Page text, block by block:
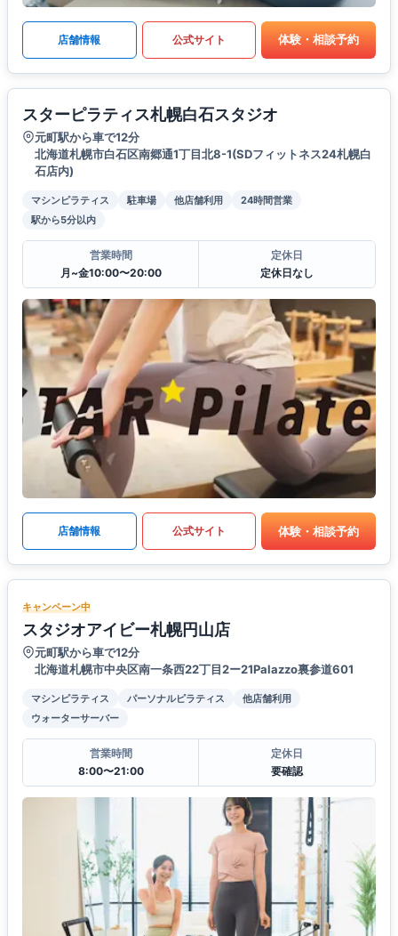
店舗情報 公式サイト 体験・相談予約
スターピラティス札幌白石スタジオ
元町駅から車で12分
北海道札幌市白石区南郷通1丁目北8-1(SDフィットネス24札幌白
石店内)
マシンピラティス 駐車場 他店舗利用
24時間営業
駅から5分以内
営業時間
月~金10:00〜20:00
定休日
定休日なし
店舗情報 公式サイト 体験・相談予約
キャンペーン中
スタジオアイビー札幌円山店
元町駅から車で12分
北海道札幌市中央区南一条西22丁目2ー21Palazzo裏参道601
マシンピラティス パーソナルピラティス
他店舗利用
ウォーターサーバー
営業時間
8:00〜21:00
定休日
要確認